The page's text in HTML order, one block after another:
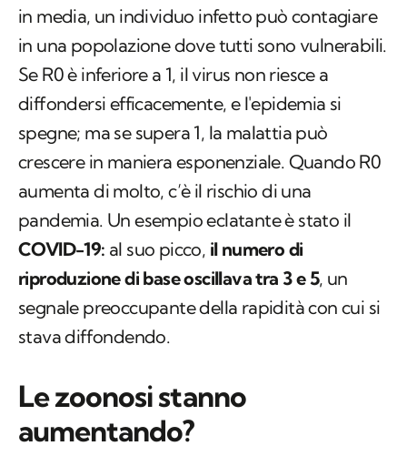
in media, un individuo infetto può contagiare
in una popolazione dove tutti sono vulnerabili.
Se R0 è inferiore a 1, il virus non riesce a
diffondersi efficacemente, e l'epidemia si
spegne; ma se supera 1, la malattia può
crescere in maniera esponenziale. Quando R0
aumenta di molto, c’è il rischio di una
pandemia. Un esempio eclatante è stato il
COVID-19: al suo picco, il numero di
riproduzione di base oscillava tra 3 e 5, un
segnale preoccupante della rapidità con cui si
stava diffondendo.
Le zoonosi stanno
aumentando?